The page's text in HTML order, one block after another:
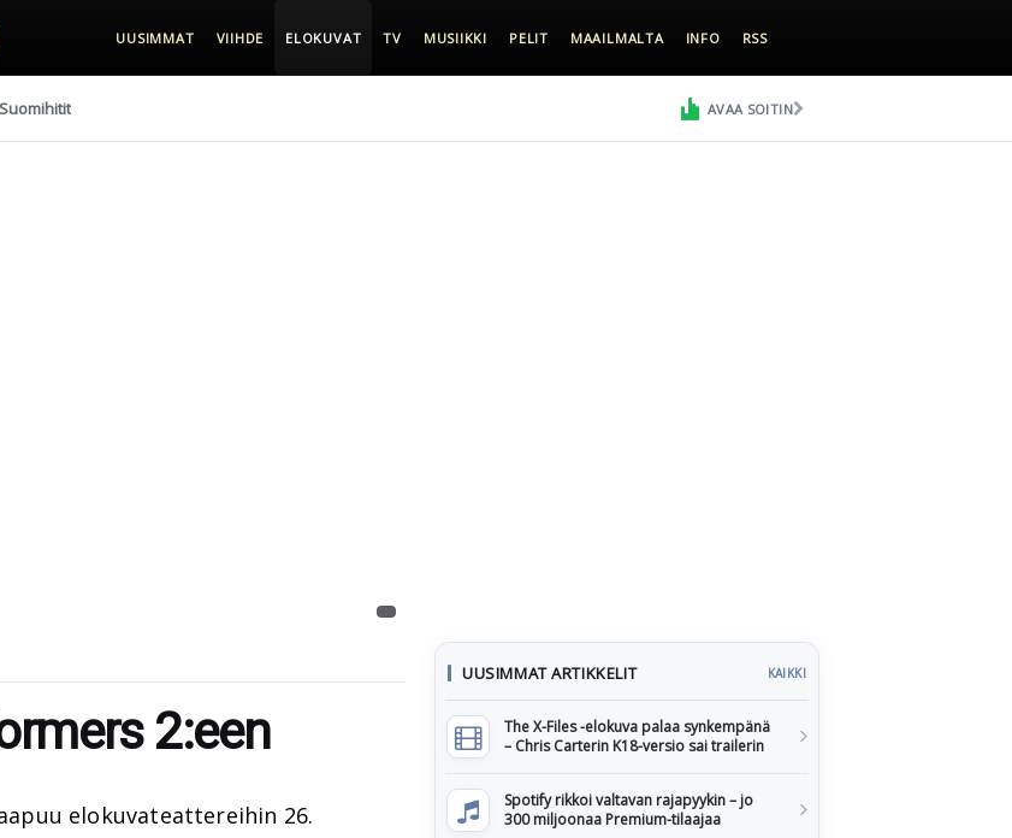
UUSIMMAT VIIHDE ELOKUVAT TV MUSIIKKI PELIT MAAILMALTA INFO RSS
AVAA SOITIN
2:een
elokuvateattereihin 26.
UUSIMMAT ARTIKKELIT KAIKKI
The X-Files -elokuva palaa synkempänä
– Chris Carterin K18-versio sai trailerin
Spotify rikkoi valtavan rajapyykin – jo
300 miljoonaa Premium-tilaajaa